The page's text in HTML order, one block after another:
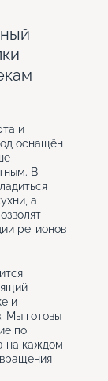
и
оснащён
В
а
регионов
и
Мы готовы
по
на каждом